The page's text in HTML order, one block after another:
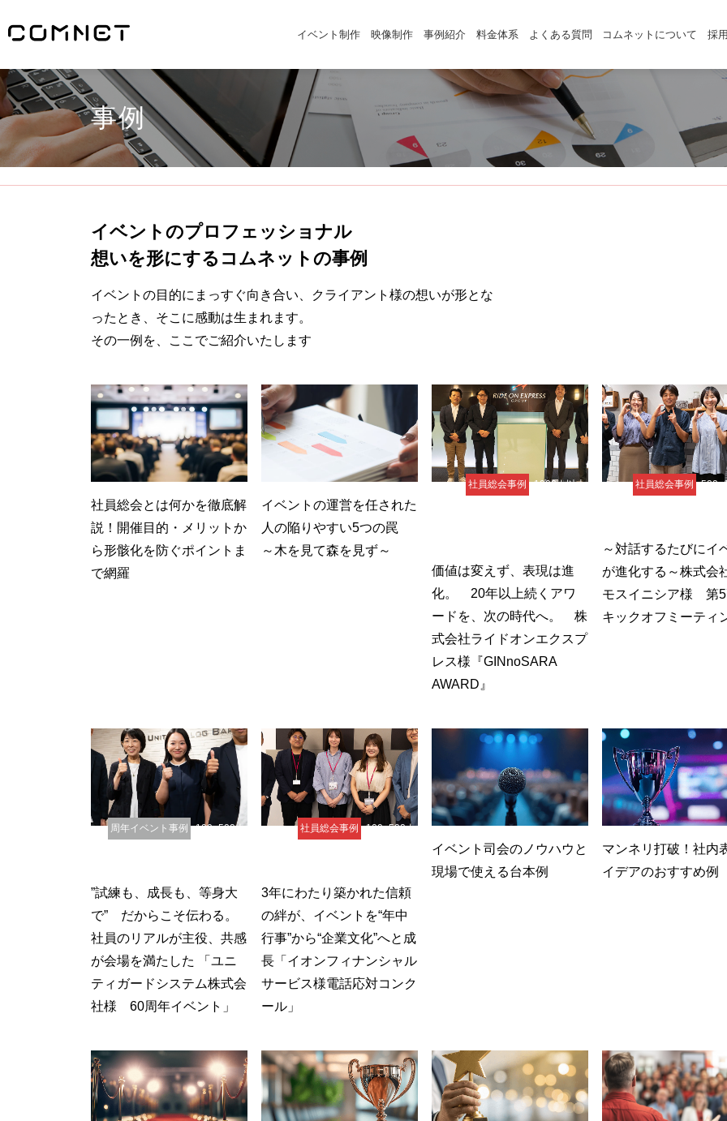
イベント制作 映像制作 事例紹介 料金体系 よくある質問 コムネットについて 採
事例
イベントのプロフェッショナル
想いを形にするコムネットの事例
イベントの目的にまっすぐ向き合い、クライアント様の想いが形とな
ったとき、そこに感動は生まれます。
その一例を、ここでご紹介いたします
社員総会とは何かを徹底解
説！開催目的・メリットか
ら形骸化を防ぐポイントま
で網羅
イベントの運営を任された
人の陥りやすい5つの罠
～木を見て森を見ず～
社員総会事例
1000人以上
価値は変えず、表現は進
化。 20年以上続くアワ
ードを、次の時代へ。 株
式会社ライドオンエクスプ
レス様『GINnoSARA
AWARD』
社員総会事例
～対話するたびにイ
が進化する～株式会
モスイニシア様 第
キックオフミーティ
周年イベント事例
100~500人
”試練も、成長も、等身大
で” だからこそ伝わる。
社員のリアルが主役、共感
が会場を満たした 「ユニ
ティガードシステム株式会
社様 60周年イベント」
社員総会事例
100~500人
3年にわたり築かれた信頼
の絆が、イベントを“年中
行事”から“企業文化”へと成
長「イオンフィナンシャル
サービス様電話応対コンク
ール」
イベント司会のノウハウと
現場で使える台本例
マンネリ打破！社内
イデアのおすすめ例